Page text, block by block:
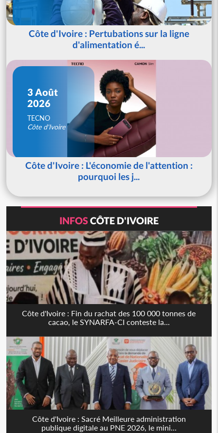
Côte d'Ivoire : Pertubations sur la ligne
d'alimentation é...
3 Août
2026
TECNO
Côte d'Ivoire
Côte d'Ivoire : L'économie de l'attention :
pourquoi les j...
INFOSCÔTE D'IVOIRE
Côte d'Ivoire : Fin du rachat des 100 000 tonnes de
cacao, le SYNARFA-CI conteste la...
Côte d'Ivoire : Sacré Meilleure administration
publique digitale au PNE 2026, le mini...